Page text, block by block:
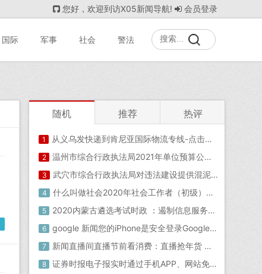
您好，欢迎到访X05新闻导航! 会员登录
国际 军事 社会 警法
随机 推荐 热评
1 从义乌发快递到肯尼亚国际物流专线-点击咨询2020-12-10
2 温州市综合行政执法局2021年单位预算公开—综合执法局是干嘛的
3 武穴市综合行政执法局对违法建设提供混泥土的公司予以从严处罚2021-05-11
4 什么叫做社会2020年社会工作者（初级）综合能力练习题
5 2020内蒙古遴选考试时政 ：遏制信息服务异化打造更健康网络内容生态2020-05-16
6 google 新闻您的iPhone是安全登录Google帐户的新钥匙
7 新闻直播间直播节前看消费：直播抢年货 体验云逛街
8 证券时报电子报实时通过手机APP、网站免费阅读重大财经新闻资讯及上市公司公告！重大新闻